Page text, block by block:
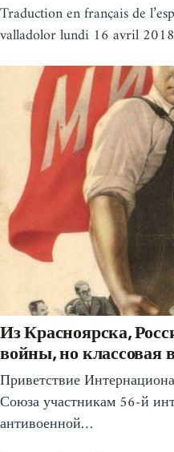
Traduction en français de
valladolor lundi 16 avril
Из Красноярска,
войны, но классовая
Приветствие
Союза участникам 56-й
антивоенной…